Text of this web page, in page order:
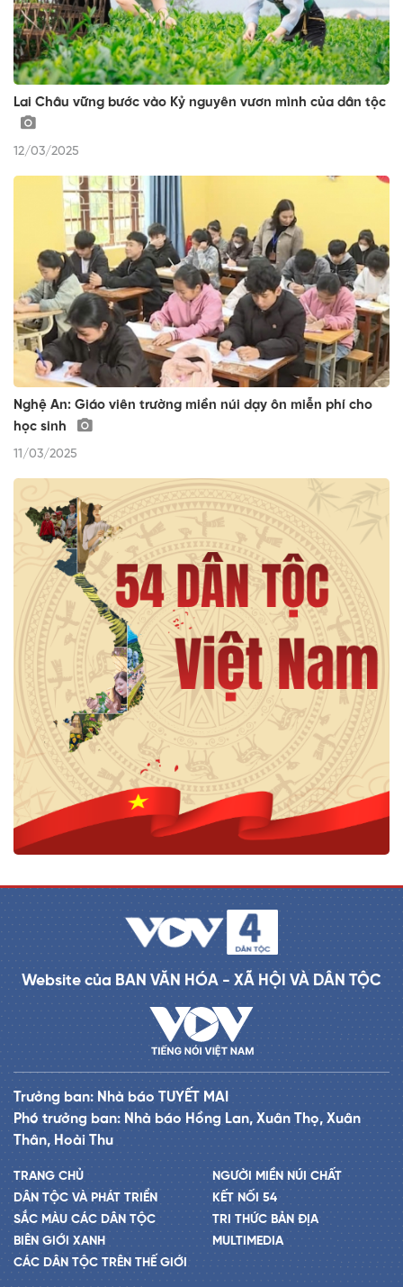
Lai Châu vững bước vào Kỷ nguyên vươn mình của dân tộc
12/03/2025
Nghệ An: Giáo viên trường miền núi dạy ôn miễn phí cho
học sinh
11/03/2025
Website của BAN VĂN HÓA - XÃ HỘI VÀ DÂN TỘC
Trưởng ban: Nhà báo TUYẾT MAI
Phó trưởng ban: Nhà báo Hồng Lan, Xuân Thọ, Xuân
Thân, Hoài Thu
TRANG CHỦ
DÂN TỘC VÀ PHÁT TRIỂN
SẮC MÀU CÁC DÂN TỘC
BIÊN GIỚI XANH
CÁC DÂN TỘC TRÊN THẾ GIỚI
NGƯỜI MIỀN NÚI CHẤT
KẾT NỐI 54
TRI THỨC BẢN ĐỊA
MULTIMEDIA